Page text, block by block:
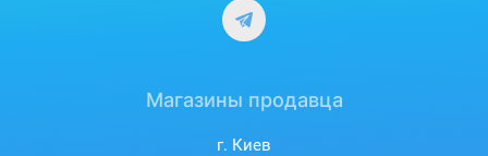
Магазины продавца
г. Киев